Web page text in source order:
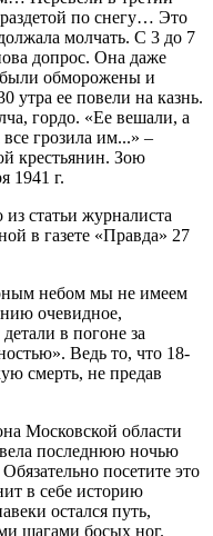
по снегу… Это
молчать. С 3 до 7
допрос. Она даже
были обморожены и
ее повели на казнь.
гордо. «Ее вешали, а
грозила им...» –
крестьянин. Зою
1941 г.
статьи журналиста
в газете «Правда» 27
небом мы не имеем
очевидное,
в погоне за
Ведь то, что 18-
смерть, не предав
Московской области
последнюю ночью
посетите это
в себе историю
остался путь,
шагами босых ног.